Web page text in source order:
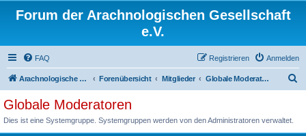
Forum der Arachnologischen Gesellschaft
e.V.
FAQ Anmelden
Registrieren
Arachnologische Gesellschaft e. V. Forenübersicht Mitglieder Globale Moderatoren
Globale Moderatoren
Dies ist eine Systemgruppe. Systemgruppen werden von den Administratoren verwaltet.